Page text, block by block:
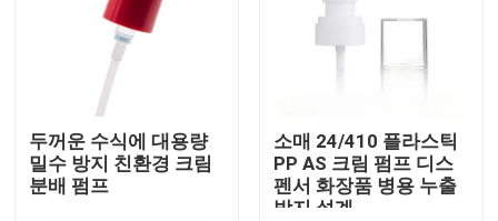
두꺼운 수식에 대용량
밀수 방지 친환경 크림
분배 펌프
소매 24/410 플라스틱
PP AS 크림 펌프 디스
펜서 화장품 병용 누출
방지 설계